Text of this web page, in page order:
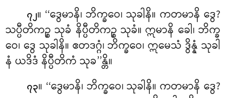
၇၂။ ‘‘ဒွေမာနိ၊ ဘိက္ခဝေ၊ သုခါနိ။ ကတမာနိ ဒွေ?
သပ္ပီတိကဉ္စ သုခံ နိပ္ပီတိကဉ္စ သုခံ။ ဣမာနိ ခေါ၊ ဘိက္ခ
ဝေ၊ ဒွေ သုခါနိ။ ဧတဒဂ္ဂံ၊ ဘိက္ခဝေ၊ ဣမေသံ ဒွိန္နံ သုခါ
နံ ယဒိဒံ နိပ္ပီတိကံ သုခ’’န္တိ။
၇၃။ ‘‘ဒွေမာနိ၊ ဘိက္ခဝေ၊ သုခါနိ။ ကတမာနိ ဒွေ?